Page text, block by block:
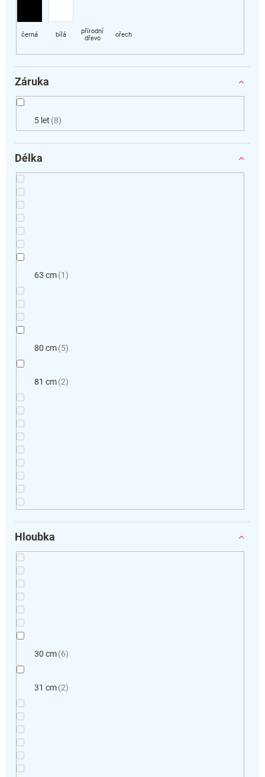
Záruka
5 let 8
Délka
63 cm 1
80 cm 5
81 cm 2
Hloubka
30 cm 6
31 cm 2